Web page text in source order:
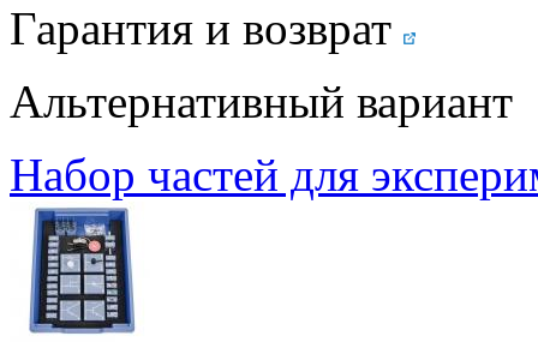
Гарантия и возврат
Альтернативный вариант
Набор частей для